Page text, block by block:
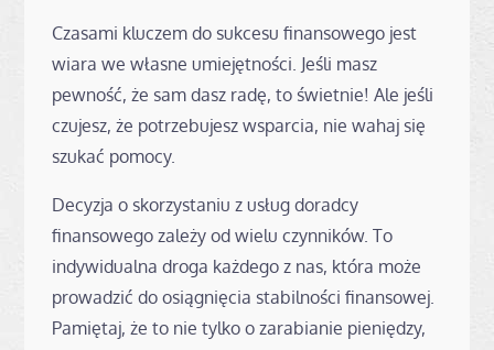
Czasami kluczem do sukcesu finansowego jest
wiara we własne umiejętności. Jeśli masz
pewność, że sam dasz radę, to świetnie! Ale jeśli
czujesz, że potrzebujesz wsparcia, nie wahaj się
szukać pomocy.
Decyzja o skorzystaniu z usług doradcy
finansowego zależy od wielu czynników. To
indywidualna droga każdego z nas, która może
prowadzić do osiągnięcia stabilności finansowej.
Pamiętaj, że to nie tylko o zarabianie pieniędzy,